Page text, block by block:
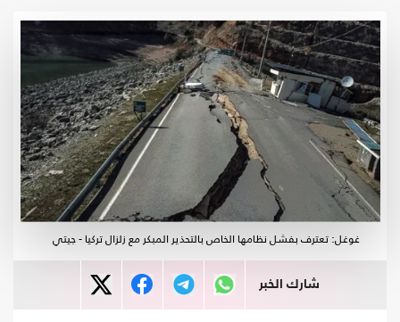
غوغل: تعترف بفشل نظامها الخاص بالتحذير المبكر مع زلزال تركيا - جيتي
شارك الخبر